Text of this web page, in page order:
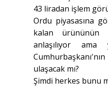
43 liradan işlem
Ordu piyasasına
kalan ürününün
anlaşılıyor
ulaşacak mı?
Şimdi herkes bunu